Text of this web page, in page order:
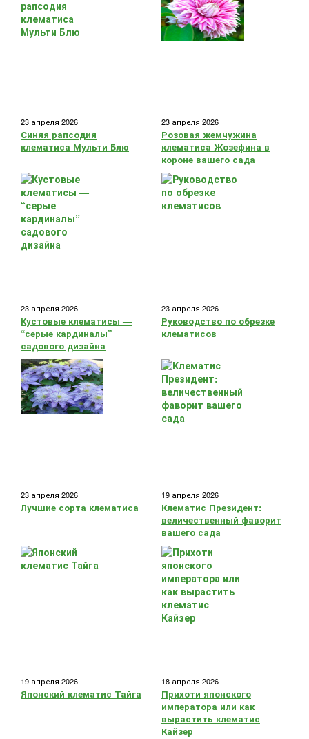
23 апреля 2026
Синяя рапсодия
клематиса Мульти Блю
23 апреля 2026
Розовая жемчужина
клематиса Жозефина в
короне вашего сада
23 апреля 2026
Кустовые клематисы —
“серые кардиналы”
садового дизайна
23 апреля 2026
Руководство по обрезке
клематисов
23 апреля 2026
Лучшие сорта клематиса
19 апреля 2026
Клематис Президент:
величественный фаворит
вашего сада
19 апреля 2026
Японский клематис Тайга
18 апреля 2026
Прихоти японского
императора или как
вырастить клематис
Кайзер